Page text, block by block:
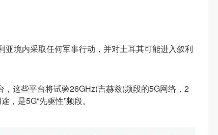
境内采取任何军事行动，并对土耳其可能进入叙利
这些平台将试验26GHz(吉赫兹)频段的5G网络，2
是5G“先驱性”频段。